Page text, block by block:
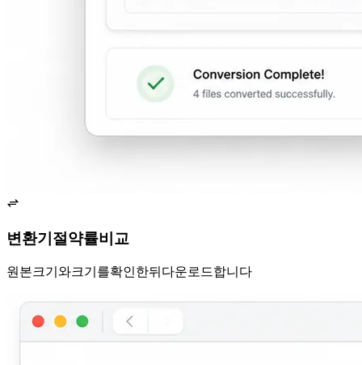
WebP 변환기 절약률 비교
원본 크기와 WebP 크기를 확인한 뒤 다운로드합니다.